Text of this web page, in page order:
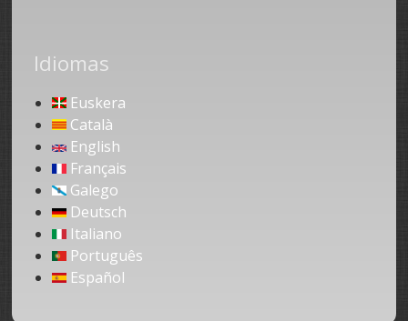
Idiomas
Euskera
Català
English
Français
Galego
Deutsch
Italiano
Português
Español